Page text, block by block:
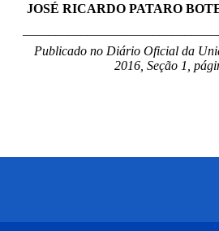
JOSÉ RICARDO PATARO
Publicado no Diário Oficial da
2016, Seção 1,